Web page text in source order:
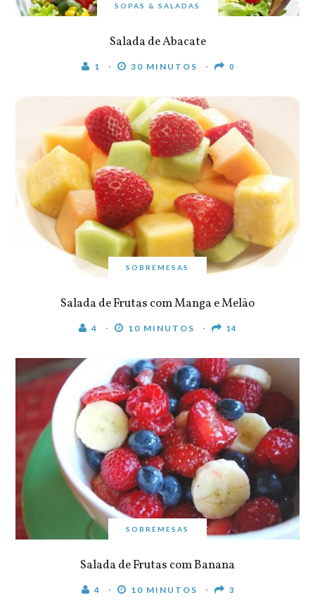
SOPAS & SALADAS
Salada de Abacate
1 30 MINUTOS 0
SOBREMESAS
Salada de Frutas com Manga e Melão
4 10 MINUTOS 14
SOBREMESAS
Salada de Frutas com Banana
4 10 MINUTOS 3